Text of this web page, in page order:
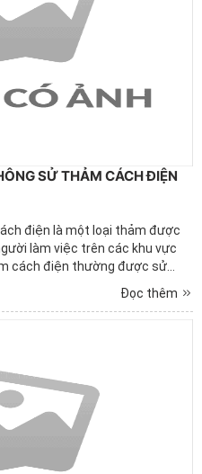
SỬ THẢM CÁCH ĐIỆN
điện là một loại thảm được
làm việc trên các khu vực
cách điện thường được sử
Đọc thêm